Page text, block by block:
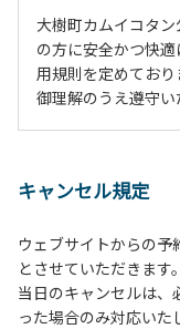
大樹町カムイコタ
の方に安全かつ快
用規則を定めており
御理解のうえ遵守い
２、中学生以下だ
３、テントサイト
予約いただいた方の
基本的に、テント1
管理棟にてチェック
キャンセル規定
ウェブサイトからの
とさせていただきます。
当日のキャンセルは、
った場合のみ対応いた